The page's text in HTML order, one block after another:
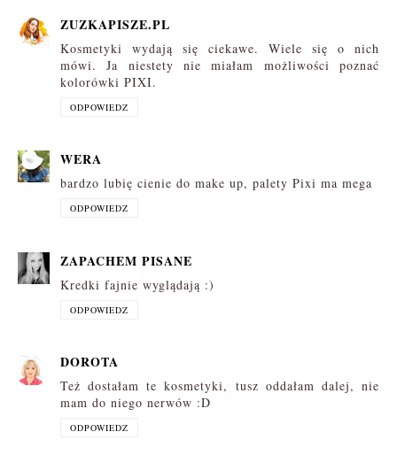
ZUZKAPISZE.PL
Kosmetyki wydają się ciekawe. Wiele się o nich
mówi. Ja niestety nie miałam możliwości poznać
kolorówki PIXI.
ODPOWIEDZ
WERA
bardzo lubię cienie do make up, palety Pixi ma mega
ODPOWIEDZ
ZAPACHEM PISANE
Kredki fajnie wyglądają :)
ODPOWIEDZ
DOROTA
Też dostałam te kosmetyki, tusz oddałam dalej, nie
mam do niego nerwów :D
ODPOWIEDZ